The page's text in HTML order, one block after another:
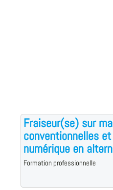
Fraiseur(se) sur
conventionnelles
numérique en
Formation professionnelle